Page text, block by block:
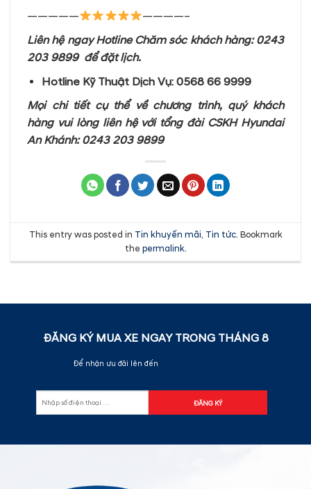
—————
————–
Liên hệ ngay Hotline Chăm sóc khách hàng: 0243
203 9899 để đặt lịch.
Hotline Kỹ Thuật Dịch Vụ: 0568 66 9999
Mọi chi tiết cụ thể về chương trình, quý khách
hàng vui lòng liên hệ với tổng đài CSKH Hyundai
An Khánh:0243 203 9899
This entry was posted in Tin khuyến mãi, Tin tức. Bookmark
the permalink.
ĐĂNG KÝ MUA XE NGAY TRONG THÁNG 8
Để nhận ưu đãi lên đến